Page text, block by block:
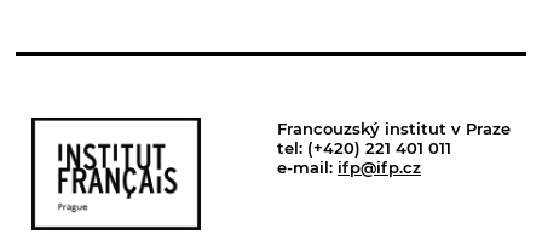
Francouzský institut v Praze
tel: (+420) 221 401 011
e-mail: ifp@ifp.cz